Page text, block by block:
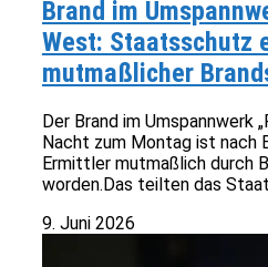
Brand im
West: Staatsschutz
mutmaßlicher
Der Brand im Umspannwerk
Nacht zum Montag ist nach
Ermittler mutmaßlich durch
worden.Das teilten das
9. Juni 2026